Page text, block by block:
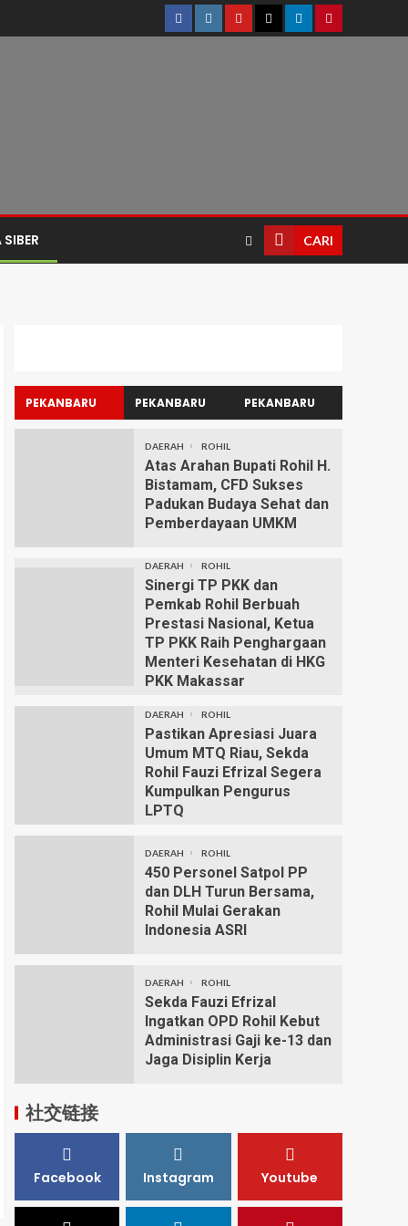
CARI
PEKANBARU PEKANBARU PEKANBARU
DAERAH ROHIL
Atas Arahan Bupati Rohil H.
Bistamam, CFD Sukses
Padukan Budaya Sehat dan
Pemberdayaan UMKM
DAERAH ROHIL
Sinergi TP PKK dan
Pemkab Rohil Berbuah
Prestasi Nasional, Ketua
TP PKK Raih Penghargaan
Menteri Kesehatan di HKG
PKK Makassar
DAERAH ROHIL
Pastikan Apresiasi Juara
Umum MTQ Riau, Sekda
Rohil Fauzi Efrizal Segera
Kumpulkan Pengurus
LPTQ
DAERAH ROHIL
450 Personel Satpol PP
dan DLH Turun Bersama,
Rohil Mulai Gerakan
Indonesia ASRI
DAERAH ROHIL
Sekda Fauzi Efrizal
Ingatkan OPD Rohil Kebut
Administrasi Gaji ke-13 dan
Jaga Disiplin Kerja
社交链接
Facebook Instagram Youtube